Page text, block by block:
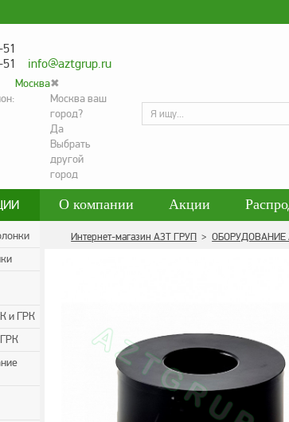
info@aztgrup.ru
Москва✖
Москва ваш
город?
Да
Выбрать
другой
город
и ГРК
О компании Акции
Контакты
Согласие на
Интернет-магазин АЗТ ГРУП > ОБОРУДОВАНИЕ